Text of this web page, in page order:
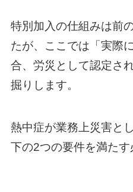
特別加入の仕組みは前
たが、ここでは「実際
合、労災として認定さ
掘りします。
熱中症が業務上災害と
下の2つの要件を満たす